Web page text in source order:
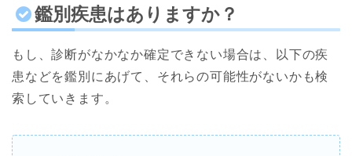
鑑別疾患はありますか？
もし、診断がなかなか確定できない場合は、以下の疾
患などを鑑別にあげて、それらの可能性がないかも検
索していきます。